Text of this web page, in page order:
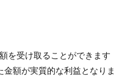
を受け取ることができます
額が実質的な利益となりま